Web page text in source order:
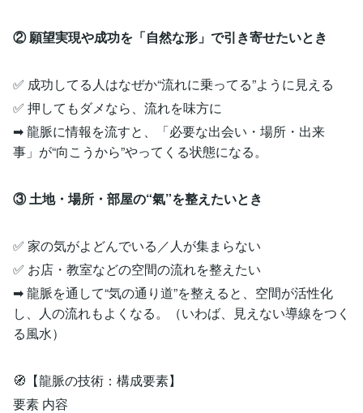
② 願望実現や成功を「自然な形」で引き寄せたいとき
✅ 成功してる人はなぜか“流れに乗ってる”ように見える
✅ 押してもダメなら、流れを味方に
➡ 龍脈に情報を流すと、「必要な出会い・場所・出来
事」が“向こうから”やってくる状態になる。
③ 土地・場所・部屋の“氣”を整えたいとき
✅ 家の気がよどんでいる／人が集まらない
✅ お店・教室などの空間の流れを整えたい
➡ 龍脈を通して“気の通り道”を整えると、空間が活性化
し、人の流れもよくなる。（いわば、見えない導線をつく
る風水）
🧭【龍脈の技術：構成要素】
要素 内容